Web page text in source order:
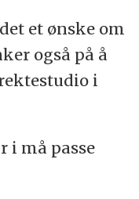
et ønske om
også på å
i
i må passe